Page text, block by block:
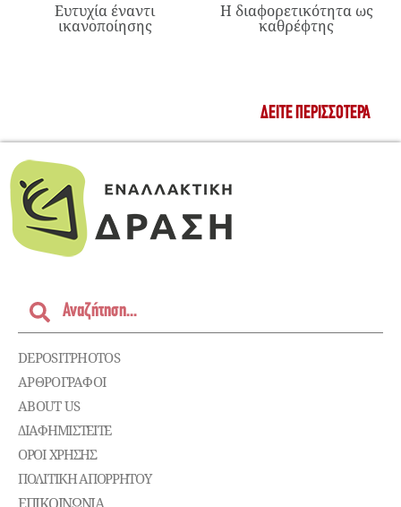
Ευτυχία έναντι
ικανοποίησης
Η διαφορετικότητα ως
καθρέφτης
ΔΕΊΤΕ ΠΕΡΙΣΣΌΤΕΡΑ
DEPOSITPHOTOS
ΑΡΘΡΟΓΡΑΦΟΙ
ABOUT US
ΔΙΑΦΗΜΙΣΤΕΊΤΕ
ΌΡΟΙ ΧΡΉΣΗΣ
ΠΟΛΙΤΙΚΉ ΑΠΟΡΡΉΤΟΥ